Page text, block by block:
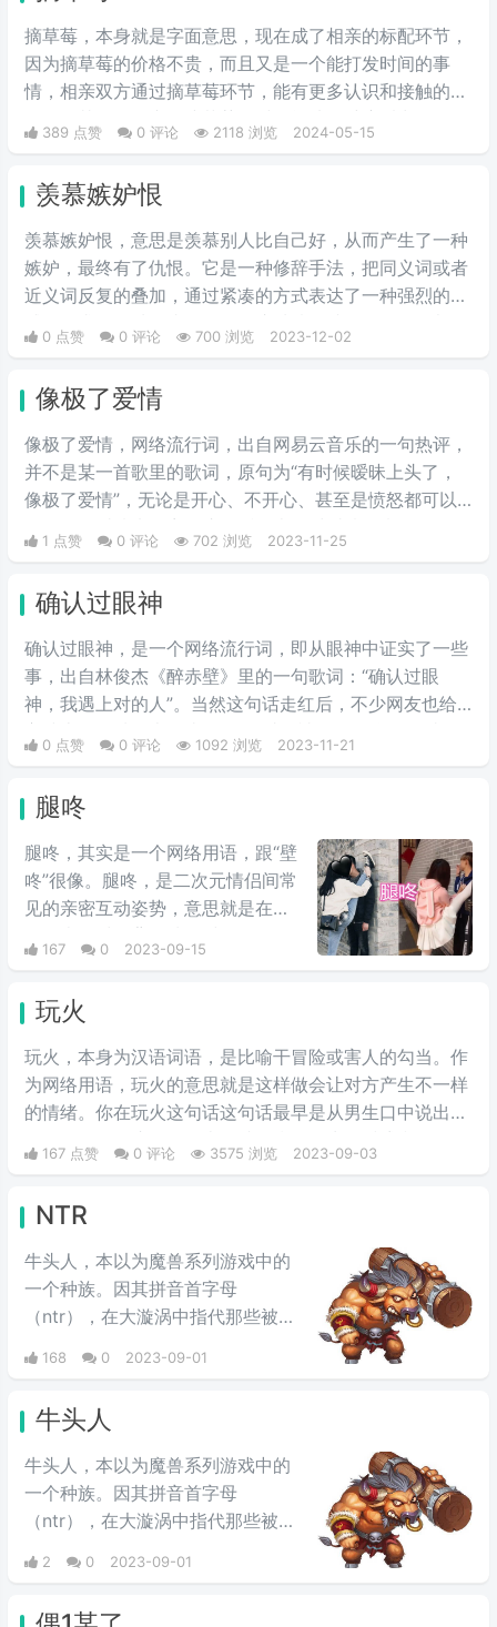
摘草莓，本身就是字面意思，现在成了相亲的标配环节，
因为摘草莓的价格不贵，而且又是一个能打发时间的事
情，相亲双方通过摘草莓环节，能有更多认识和接触的机
会，尤其女性在蹲下摘草莓的时候能从多维度看出女性的
身材，看以后适不适合做女朋友，适不适合结婚过日子。
时会安排上这一流程。
389 点赞 0 评论 2118 浏览 2024-05-15
羡慕嫉妒恨
羡慕嫉妒恨，意思是羡慕别人比自己好，从而产生了一种
嫉妒，最终有了仇恨。它是一种修辞手法，把同义词或者
近义词反复的叠加，通过紧凑的方式表达了一种强烈的情
感，追求了一种夸张的效果，这种情况就是别人始终都是
比自己好，所产生的一种崇拜之情，而产生的恨。
0 点赞 0 评论 700 浏览 2023-12-02
像极了爱情
像极了爱情，网络流行词，出自网易云音乐的一句热评，
并不是某一首歌里的歌词，原句为“有时候暧昧上头了，
像极了爱情”，无论是开心、不开心、甚至是愤怒都可以
用像极了爱情来形容，这句话代表了对爱情的嘲讽。
1 点赞 0 评论 702 浏览 2023-11-25
确认过眼神
确认过眼神，是一个网络流行词，即从眼神中证实了一些
事，出自林俊杰《醉赤壁》里的一句歌词：“确认过眼
神，我遇上对的人”。当然这句话走红后，不少网友也给
它续上了各种版本，比如“确认过眼神，你是蚊子偏爱的
人”等等。
0 点赞 0 评论 1092 浏览 2023-11-21
腿咚
腿咚，其实是一个网络用语，跟“壁
咚”很像。腿咚，是二次元情侣间常
见的亲密互动姿势，意思就是在自
己的表白对象背靠墙的时候，自己
高抬腿之后伸直压在墙壁上，简单
对方单肩上。
167 0 2023-09-15
玩火
玩火，本身为汉语词语，是比喻干冒险或害人的勾当。作
为网络用语，玩火的意思就是这样做会让对方产生不一样
的情绪。你在玩火这句话这句话最早是从男生口中说出来
的，说女人你这是在玩火，就是指在女生的诱惑和撩拨
下，男生有点把止不住，想要将她扑倒为所欲为的一种示
167 点赞 0 评论 3575 浏览 2023-09-03
NTR
牛头人，本以为魔兽系列游戏中的
一个种族。因其拼音首字母
（ntr），在大漩涡中指代那些被带
用语"NTR"迁移理解产生的恶搞
的“寝~取り(ねとり)”|ne to ri|，而
我们则以牛头人来简称，它的被动
形式为“寝~取られ”(Ne To Ra
Re)。其意为被他人强占配偶或对
象，被人戴绿帽。
168 0 2023-09-01
牛头人
牛头人，本以为魔兽系列游戏中的
一个种族。因其拼音首字母
（ntr），在大漩涡中指代那些被带
用语"NTR"迁移理解产生的恶搞
2 0 2023-09-01